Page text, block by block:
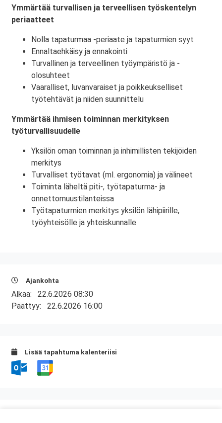
Ymmärtää turvallisen ja terveellisen työskentelyn
periaatteet
Nolla tapaturmaa -periaate ja tapaturmien syyt
Ennaltaehkäisy ja ennakointi
Turvallinen ja terveellinen työympäristö ja -
olosuhteet
Vaaralliset, luvanvaraiset ja poikkeukselliset
työtehtävät ja niiden suunnittelu
Ymmärtää ihmisen toiminnan merkityksen
työturvallisuudelle
Yksilön oman toiminnan ja inhimillisten tekijöiden
merkitys
Turvalliset työtavat (ml. ergonomia) ja välineet
Toiminta läheltä piti-, työtapaturma- ja
onnettomuustilanteissa
Työtapaturmien merkitys yksilön lähipiirille,
työyhteisölle ja yhteiskunnalle
Ajankohta
Alkaa: 22.6.2026 08:30
Päättyy: 22.6.2026 16:00
Lisää tapahtuma kalenteriisi